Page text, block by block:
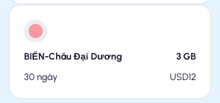
BIỂN-Châu Đại Dương 3 GB
30 ngày
USD12